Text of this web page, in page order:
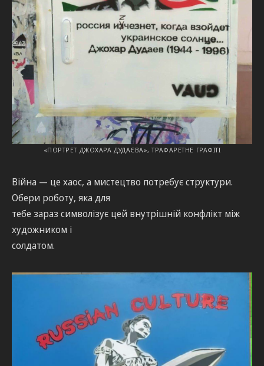
«ПОРТРЕТ ДЖОХАРА ДУДАЄВА», ТРАФАРЕТНЕ ГРАФІТІ
Війна — це хаос, а мистецтво потребує структури.
Обери роботу, яка для
тебе зараз символізує цей внутрішній конфлікт між
художником і
солдатом.